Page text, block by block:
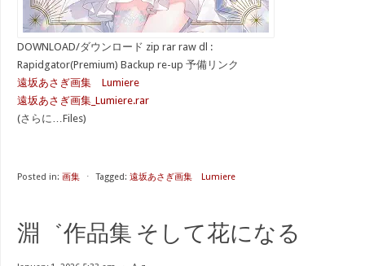
DOWNLOAD/ダウンロード zip rar raw dl :
Rapidgator(Premium) Backup re-up 予備リンク
遠坂あさぎ画集 Lumiere
遠坂あさぎ画集_Lumiere.rar
(さらに…Files)
Posted in: 画集 ⋅ Tagged: 遠坂あさぎ画集 Lumiere
淵゛作品集 そして花になる